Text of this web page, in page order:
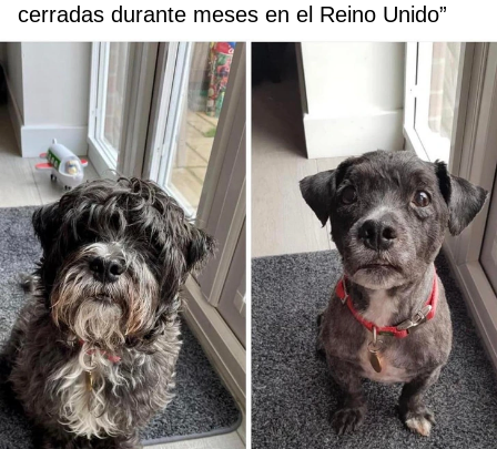
cerradas durante meses en el Reino Unido”